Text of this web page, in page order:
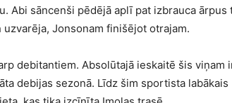
Abi sāncenši pēdējā aplī pat izbrauca ārpus
Jonsonam finišējot otrajam.
debitantiem. Absolūtajā ieskaitē šis viņam
debijas sezonā. Līdz šim sportista labākais